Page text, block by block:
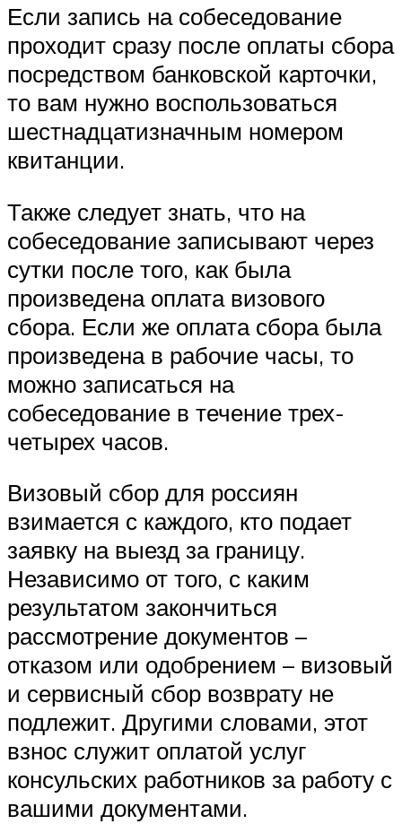
Если запись на собеседование
проходит сразу после оплаты сбора
посредством банковской карточки,
то вам нужно воспользоваться
шестнадцатизначным номером
квитанции.
Также следует знать, что на
собеседование записывают через
сутки после того, как была
произведена оплата визового
сбора. Если же оплата сбора была
произведена в рабочие часы, то
можно записаться на
собеседование в течение трех-
четырех часов.
Визовый сбор для россиян
взимается с каждого, кто подает
заявку на выезд за границу.
Независимо от того, с каким
результатом закончиться
рассмотрение документов –
отказом или одобрением – визовый
и сервисный сбор возврату не
подлежит. Другими словами, этот
взнос служит оплатой услуг
консульских работников за работу с
вашими документами.